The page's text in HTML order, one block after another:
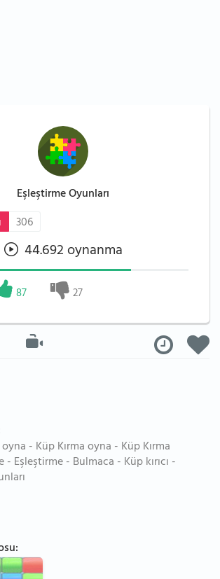
Eşleştirme Oyunları
306
44.692 oynanma
87 27
- Küp Kırma oyna - Küp Kırma
- Eşleştirme - Bulmaca - Küp kırıcı -